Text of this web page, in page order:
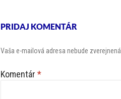
PRIDAJ KOMENTÁR
Vaša e-mailová adresa nebude zverejnená.
Komentár *